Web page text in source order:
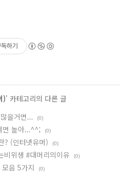
하기
)' 카테고리의 다른 글
을거면...
(0)
면 놀아...^^; (0)
? (인터넷유머) (0)
비위생 #대머리의이유 (0)
음 5가지 (0)